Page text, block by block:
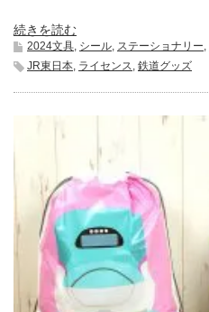
続きを読む
2024文具 シール ステーショナリー
JR東日本 ライセンス 鉄道グッズ